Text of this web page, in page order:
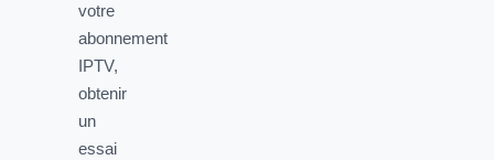
votre
abonnement
IPTV,
obtenir
un
essai